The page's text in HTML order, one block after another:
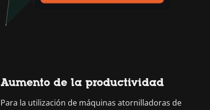
Aumento de la productividad
Para la utilización de máquinas atornilladoras de